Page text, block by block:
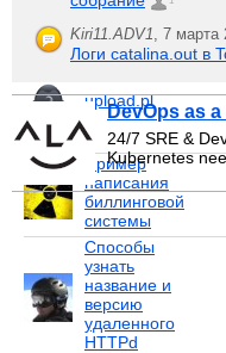
Тестирование
программ для
серверов
upload.pl
Пример
написания
биллинговой
системы
Способы
узнать
название и
версию
удаленного
HTTPd
Kiri11.ADV1, 7 марта
Логи catalina.out в
DevOps as
24/7 SRE &
Kubernetes